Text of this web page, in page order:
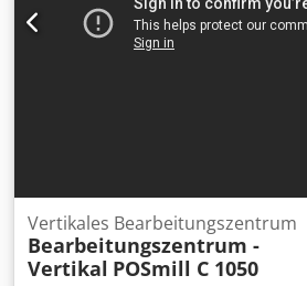
Vertikales Bearbeitungszentrum
Bearbeitungszentrum -
Vertikal POSmill C 1050